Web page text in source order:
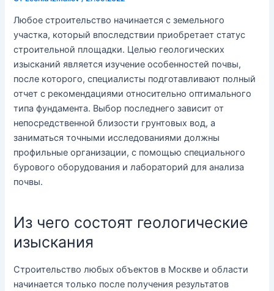
Любое строительство начинается с земельного
участка, который впоследствии приобретает статус
строительной площадки. Целью геологических
изысканий является изучение особенностей почвы,
после которого, специалисты подготавливают полный
отчет с рекомендациями относительно оптимального
типа фундамента. Выбор последнего зависит от
непосредственной близости грунтовых вод, а
заниматься точными исследованиями должны
профильные организации, с помощью специального
бурового оборудования и лабораторий для анализа
почвы.
Из чего состоят геологические
изыскания
Строительство любых объектов в Москве и области
начинается только после получения результатов